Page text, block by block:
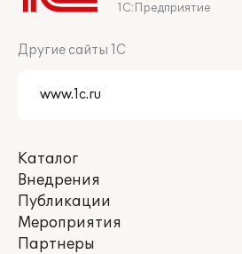
1С:Предприятие
Другие сайты 1С
Каталог
Внедрения
Публикации
Мероприятия
Партнеры